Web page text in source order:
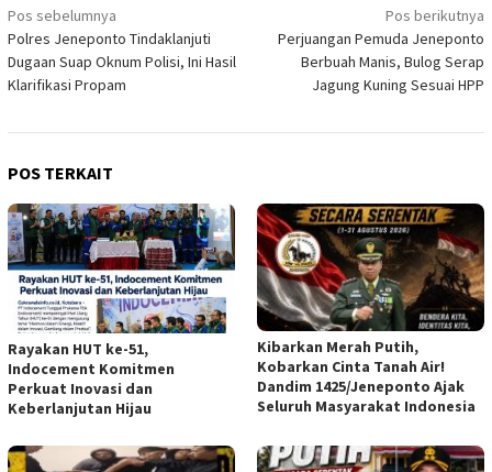
Navigasi
pos
Pos sebelumnya
Polres Jeneponto Tindaklanjuti
Dugaan Suap Oknum Polisi, Ini Hasil
Klarifikasi Propam
Pos berikutnya
Perjuangan Pemuda Jeneponto
Berbuah Manis, Bulog Serap
Jagung Kuning Sesuai HPP
POS TERKAIT
Rayakan HUT ke-51,
Indocement Komitmen
Perkuat Inovasi dan
Keberlanjutan Hijau
Kibarkan Merah Putih,
Kobarkan Cinta Tanah Air!
Dandim 1425/Jeneponto Ajak
Seluruh Masyarakat Indonesia